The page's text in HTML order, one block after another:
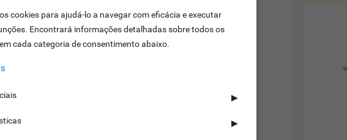
cookies para ajudá-lo a navegar com eficácia e executar
Encontrará informações detalhadas sobre todos os
cada categoria de consentimento abaixo.
▶
▶